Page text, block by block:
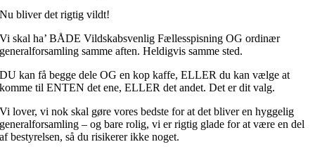
Nu bliver det rigtig vildt!
Vi skal ha’ BÅDE Vildskabsvenlig Fællesspisning OG ordinær
generalforsamling samme aften. Heldigvis samme sted.
DU kan få begge dele OG en kop kaffe, ELLER du kan vælge at
komme til ENTEN det ene, ELLER det andet. Det er dit valg.
Vi lover, vi nok skal gøre vores bedste for at det bliver en hyggelig
generalforsamling – og bare rolig, vi er rigtig glade for at være en del
af bestyrelsen, så du risikerer ikke noget.